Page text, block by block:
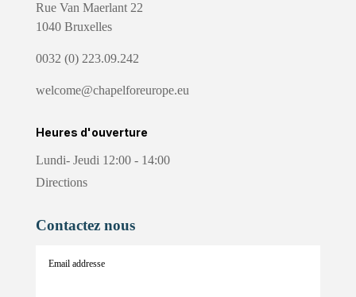
Rue Van Maerlant 22
1040 Bruxelles
0032 (0) 223.09.242
welcome@chapelforeurope.eu
Heures d'ouverture
Lundi- Jeudi 12:00 - 14:00
Directions
Contactez nous